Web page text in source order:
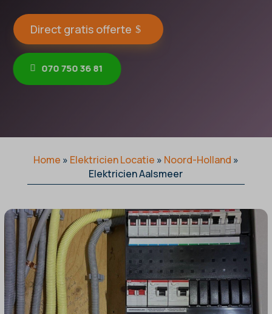
Direct gratis offerte
070 750 36 81
Home » Elektricien Locatie » Noord-Holland »
Elektricien Aalsmeer